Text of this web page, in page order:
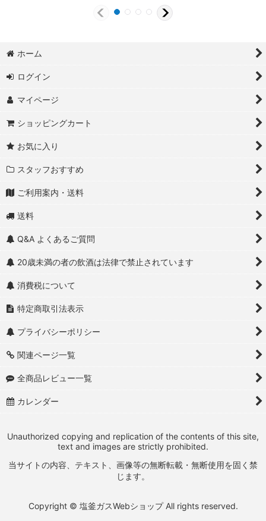
ホーム
ログイン
マイページ
ショッピングカート
お気に入り
スタッフおすすめ
ご利用案内・送料
送料
Q&A よくあるご質問
20歳未満の者の飲酒は法律で禁止されています
消費税について
特定商取引法表示
プライバシーポリシー
関連ページ一覧
全商品レビュー一覧
カレンダー
Unauthorized copying and replication of the contents of this site,
text and images are strictly prohibited.
当サイトの内容、テキスト、画像等の無断転載・無断使用を固く禁
じます。
Copyright © 塩釜ガスWebショップ All rights reserved.